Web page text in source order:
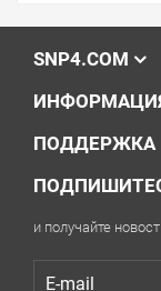
SNP4.COM
ПОДДЕРЖКА
и получайте